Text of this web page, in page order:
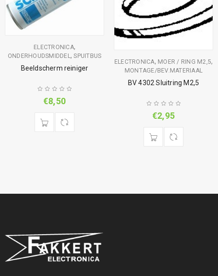
ELECTRONICA,
ONDERHOUDSMIDDEL ,SPUITBUS
Beeldscherm reiniger
€8,50
ELECTRONICA, MOER / RING M2,5,
MONTAGE/BEV.MATERIAAL
BV 4302 Sluitring M2,5
€2,95